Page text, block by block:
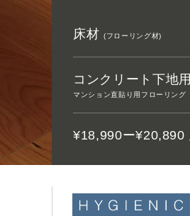
デジタルカタログ
の好み
床材 (フローリング材)
コンクリート下地用
マンション直貼り用フローリング
¥18,990ー¥20,890